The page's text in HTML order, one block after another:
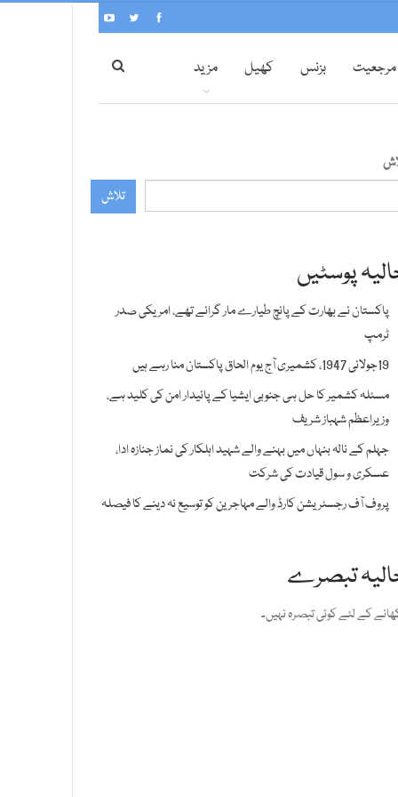
مرجعیت بزنس کھیل مزید
تلاش
پوسٹیں
پاکستان نے بھارت کے پانچ طیارے مار گرائے تھے، امریکی صدر
ٹرمپ
19جولائی 1947، کشمیری آج یوم الحاق پاکستان منا رہے ہیں
مسئلہ کشمیر کا حل ہی جنوبی ایشیا کے پائیدار امن کی کلید ہے،
وزیراعظم شہباز شریف
جہلم کے نالہ بنہاں میں بہنے والے شہید اہلکار کی نماز جنازہ ادا،
عسکری و سول قیادت کی شرکت
پروف آف رجسٹریشن کارڈ والے مہاجرین کو توسیع نہ دینے کا فیصلہ
تبصرے
کے لئے کوئی تبصرہ نہیں۔